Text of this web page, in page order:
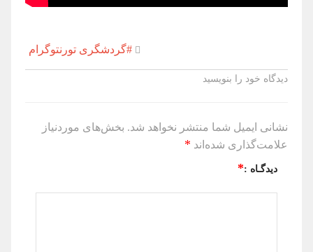
#گردشگری تورنتوگرام
دیدگاه خود را بنویسید
نشانی ایمیل شما منتشر نخواهد شد. بخش‌های موردنیاز
علامت‌گذاری شده‌اند *
دیدگـاه :*